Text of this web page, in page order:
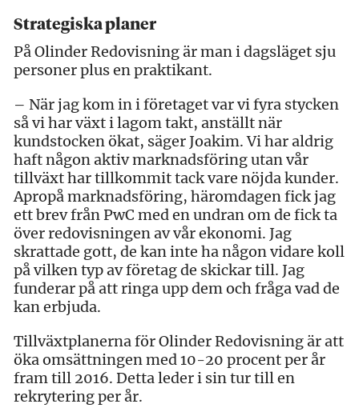
Strategiska planer
På Olinder Redovisning är man i dagsläget sju
personer plus en praktikant.
– När jag kom in i företaget var vi fyra stycken
så vi har växt i lagom takt, anställt när
kundstocken ökat, säger Joakim. Vi har aldrig
haft någon aktiv marknadsföring utan vår
tillväxt har tillkommit tack vare nöjda kunder.
Apropå marknadsföring, häromdagen fick jag
ett brev från PwC med en undran om de fick ta
över redovisningen av vår ekonomi. Jag
skrattade gott, de kan inte ha någon vidare koll
på vilken typ av företag de skickar till. Jag
funderar på att ringa upp dem och fråga vad de
kan erbjuda.
Tillväxtplanerna för Olinder Redovisning är att
öka omsättningen med 10-20 procent per år
fram till 2016. Detta leder i sin tur till en
rekrytering per år.